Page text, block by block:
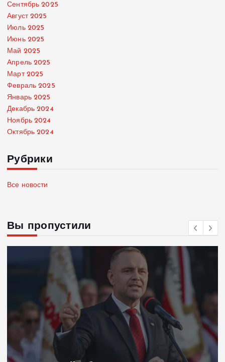
Сентябрь 2025
Август 2025
Июль 2025
Июнь 2025
Май 2025
Апрель 2025
Март 2025
Февраль 2025
Январь 2025
Декабрь 2024
Ноябрь 2024
Октябрь 2024
Рубрики
Все новости
Вы пропустили